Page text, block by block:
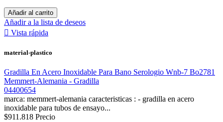
Añadir al carrito
Añadir a la lista de deseos
 Vista rápida
material-plastico
Gradilla En Acero Inoxidable Para Bano Serologio Wnb-7 Bo2781
Memmert-Alemania - Gradilla
04400654
marca: memmert-alemania caracteristicas : - gradilla en acero
inoxidable para tubos de ensayo...
$911.818 Precio